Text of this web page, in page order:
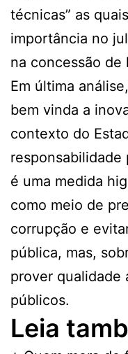
técnicas” as
importância no
na concessão de
Em última
bem vinda a
contexto do
responsabilidade
é uma medida
como meio de
corrupção e
pública, mas,
prover qualidade
públicos.
Leia